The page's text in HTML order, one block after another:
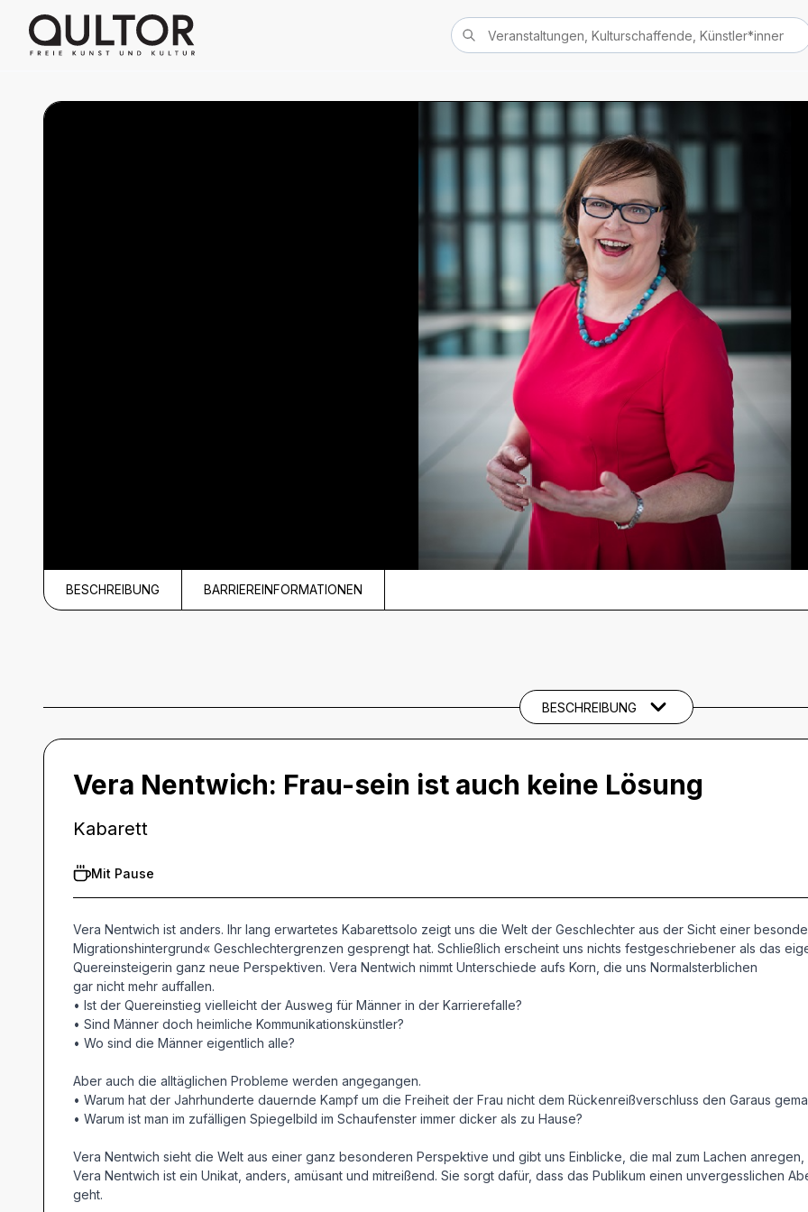
BESCHREIBUNG BARRIEREINFORMATIONEN
BESCHREIBUNG
Vera Nentwich: Frau-sein ist auch keine Lösung
Kabarett
Mit Pause
Vera Nentwich ist anders. Ihr lang erwartetes Kabarettsolo zeigt uns die Welt der Geschlechter aus der Sicht einer
Migrationshintergrund« Geschlechtergrenzen gesprengt hat. Schließlich erscheint uns nichts festgeschriebener als das
Quereinsteigerin ganz neue Perspektiven. Vera Nentwich nimmt Unterschiede aufs Korn, die uns Normalsterblichen
gar nicht mehr auffallen.
• Ist der Quereinstieg vielleicht der Ausweg für Männer in der Karrierefalle?
• Sind Männer doch heimliche Kommunikationskünstler?
• Wo sind die Männer eigentlich alle?
Aber auch die alltäglichen Probleme werden angegangen.
• Warum hat der Jahrhunderte dauernde Kampf um die Freiheit der Frau nicht dem Rückenreißverschluss den Garaus
• Warum ist man im zufälligen Spiegelbild im Schaufenster immer dicker als zu Hause?
Vera Nentwich sieht die Welt aus einer ganz besonderen Perspektive und gibt uns Einblicke, die mal zum Lachen
Vera Nentwich ist ein Unikat, anders, amüsant und mitreißend. Sie sorgt dafür, dass das Publikum einen unvergesslichen
geht.